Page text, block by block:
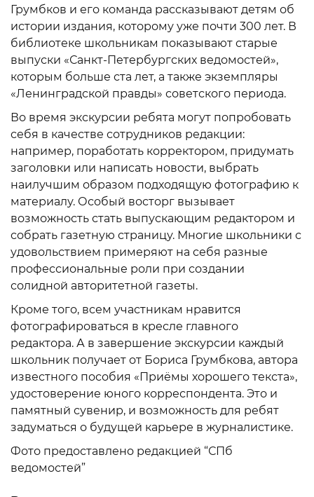
Грумбков и его команда рассказывают детям об
истории издания, которому уже почти 300 лет. В
библиотеке школьникам показывают старые
выпуски «Санкт-Петербургских ведомостей»,
которым больше ста лет, а также экземпляры
«Ленинградской правды» советского периода.
Во время экскурсии ребята могут попробовать
себя в качестве сотрудников редакции:
например, поработать корректором, придумать
заголовки или написать новости, выбрать
наилучшим образом подходящую фотографию к
материалу. Особый восторг вызывает
возможность стать выпускающим редактором и
собрать газетную страницу. Многие школьники с
удовольствием примеряют на себя разные
профессиональные роли при создании
солидной авторитетной газеты.
Кроме того, всем участникам нравится
фотографироваться в кресле главного
редактора. А в завершение экскурсии каждый
школьник получает от Бориса Грумбкова, автора
известного пособия «Приёмы хорошего текста»,
удостоверение юного корреспондента. Это и
памятный сувенир, и возможность для ребят
задуматься о будущей карьере в журналистике.
Фото предоставлено редакцией “СПб
ведомостей”